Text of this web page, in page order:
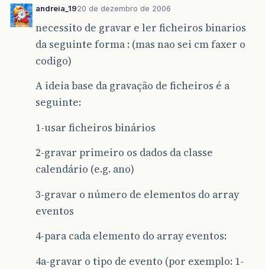
andreia_1920 de dezembro de 2006
necessito de gravar e ler ficheiros binarios
da seguinte forma : (mas nao sei cm faxer o
codigo)
A ideia base da gravação de ficheiros é a
seguinte:
1-usar ficheiros binários
2-gravar primeiro os dados da classe
calendário (e.g. ano)
3-gravar o número de elementos do array
eventos
4-para cada elemento do array eventos:
4a-gravar o tipo de evento (por exemplo: 1-